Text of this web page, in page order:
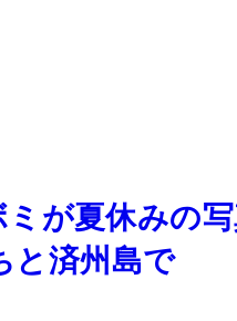
ミが夏休みの
と済州島で